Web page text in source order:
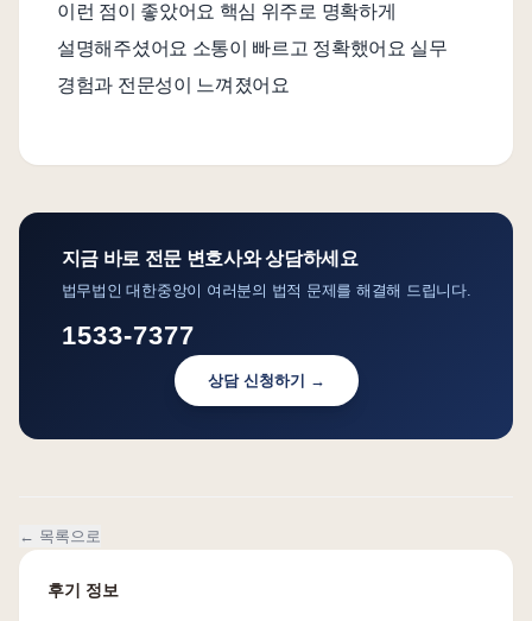
이런 점이 좋았어요 핵심 위주로 명확하게
설명해주셨어요 소통이 빠르고 정확했어요 실무
경험과 전문성이 느껴졌어요
지금 바로 전문 변호사와 상담하세요
법무법인 대한중앙이 여러분의 법적 문제를 해결해 드립니다.
1533-7377
상담 신청하기 →
← 목록으로
후기 정보